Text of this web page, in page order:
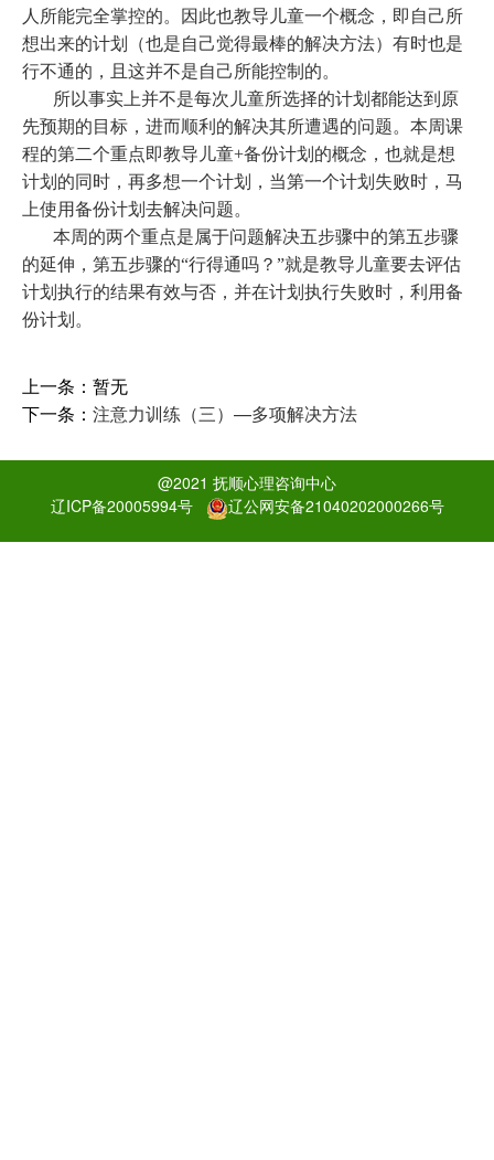
人所能完全掌控的。因此也教导儿童一个概念，即自己所
想出来的计划（也是自己觉得最棒的解决方法）有时也是
行不通的，且这并不是自己所能控制的。
所以事实上并不是每次儿童所选择的计划都能达到原
先预期的目标，进而顺利的解决其所遭遇的问题。本周课
程的第二个重点即教导儿童+备份计划的概念，也就是想
计划的同时，再多想一个计划，当第一个计划失败时，马
上使用备份计划去解决问题。
本周的两个重点是属于问题解决五步骤中的第五步骤
的延伸，第五步骤的“行得通吗？”就是教导儿童要去评估
计划执行的结果有效与否，并在计划执行失败时，利用备
份计划。
上一条： 暂无
下一条： 注意力训练（三）—多项解决方法
@2021 抚顺心理咨询中心
辽ICP备20005994号
辽公网安备21040202000266号